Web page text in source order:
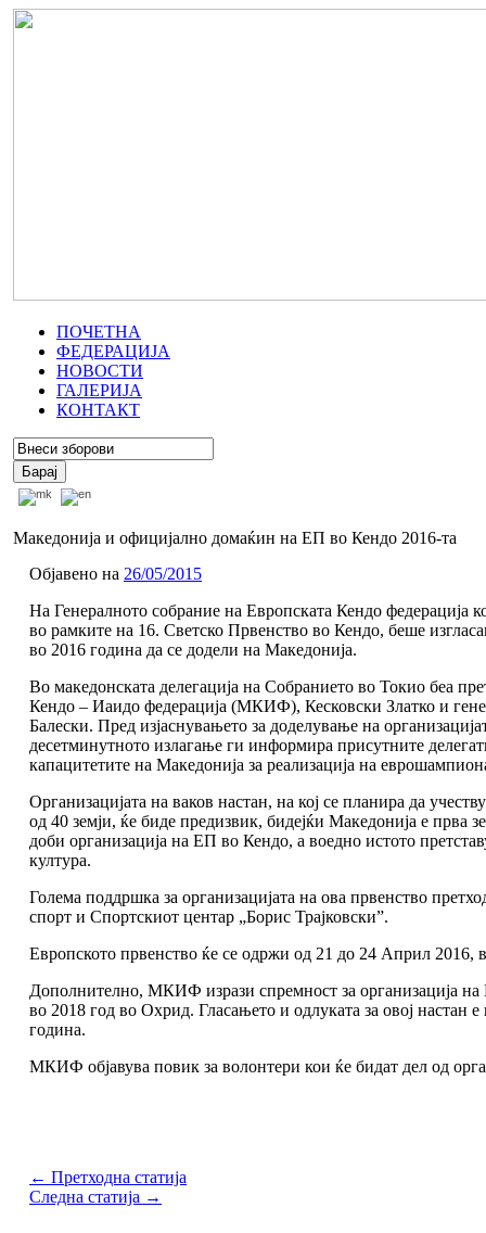
ПОЧЕТНА
ФЕДЕРАЦИЈА
НОВОСТИ
ГАЛЕРИЈА
КОНТАКТ
Барај
Македонија и официјално домаќин на ЕП во Кендо 2016-та
Објавено на 26/05/2015
На Генералното собрание на Европската Кендо федерација
во рамките на 16. Светско Првенство во Кендо, беше
во 2016 година да се додели на Македонија.
Во македонската делегација на Собранието во Токио беа
Кендо – Иаидо федерација (МКИФ), Кесковски Златко и
Балески. Пред изјаснувањето за доделување на
десетминутното излагање ги информира присутните
капацитетите на Македонија за реализација на
Организацијата на ваков настан, на кој се планира да
од 40 земји, ќе биде предизвик, бидејќи Македонија е прва
доби организација на ЕП во Кендо, а воедно истото
култура.
Голема поддршка за организацијата на ова првенство
спорт и Спортскиот центар „Борис Трајковски”.
Европското првенство ќе се одржи од 21 до 24 Април 2016,
Дополнително, МКИФ изрази спремност за организација
во 2018 год во Охрид. Гласањето и одлуката за овој настан
година.
МКИФ објавува повик за волонтери кои ќе бидат дел од
← Претходна статија
Следна статија →